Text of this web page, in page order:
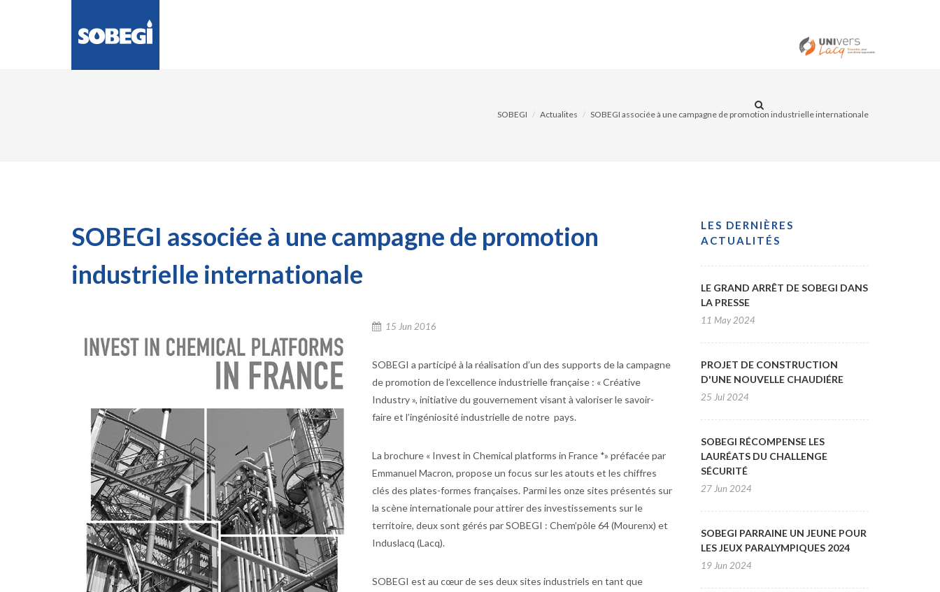
SOBEGI
Actualites SOBEGI associée à une campagne de promotion industrielle internationale
SOBEGI associée à une campagne de promotion
industrielle internationale
15 Jun 2016
SOBEGI a participé à la réalisation d’un des supports de la campagne
de promotion de l’excellence industrielle française : « Créative
Industry », initiative du gouvernement visant à valoriser le savoir-
faire et l’ingéniosité industrielle de notre pays.
La brochure « Invest in Chemical platforms in France *» préfacée par
Emmanuel Macron, propose un focus sur les atouts et les chiffres
clés des plates-formes françaises. Parmi les onze sites présentés sur
la scène internationale pour attirer des investissements sur le
territoire, deux sont gérés par SOBEGI : Chem’pôle 64 (Mourenx) et
Induslacq (Lacq).
SOBEGI est au cœur de ses deux sites industriels en tant que
LES DERNIÈRES
ACTUALITÉS
LE GRAND ARRÊT DE SOBEGI DANS
LA PRESSE
11 May 2024
PROJET DE CONSTRUCTION
D'UNE NOUVELLE CHAUDIÉRE
25 Jul 2024
SOBEGI RÉCOMPENSE LES
LAURÉATS DU CHALLENGE
SÉCURITÉ
27 Jun 2024
SOBEGI PARRAINE UN JEUNE POUR
LES JEUX PARALYMPIQUES 2024
19 Jun 2024